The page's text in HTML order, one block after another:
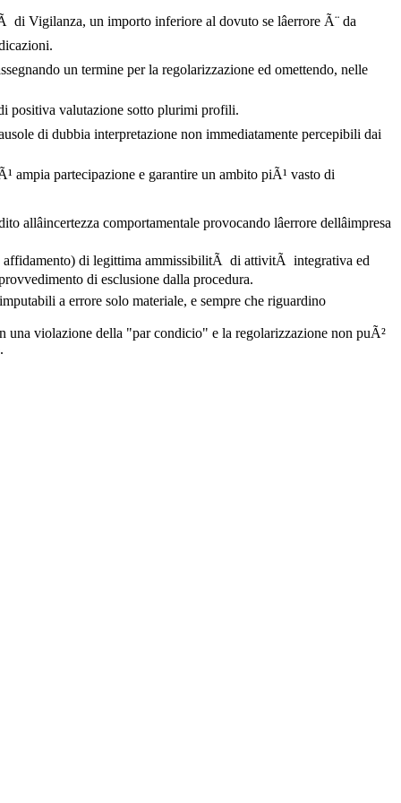
di Vigilanza, un importo inferiore al dovuto se lâerrore Ã¨ da
un termine per la regolarizzazione ed omettendo, nelle
positiva valutazione sotto plurimi profili.
di dubbia interpretazione non immediatamente percepibili dai
ampia partecipazione e garantire un ambito piÃ¹ vasto di
comportamentale provocando lâerrore dellâimpresa
affidamento) di legittima ammissibilitÃ di attivitÃ integrativa ed
di esclusione dalla procedura.
a errore solo materiale, e sempre che riguardino
una violazione della "par condicio" e la regolarizzazione non puÃ²